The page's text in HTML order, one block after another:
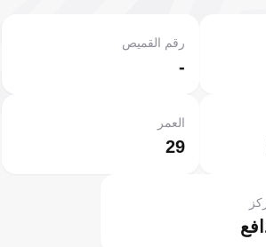
-
رقم القميص
29
العمر